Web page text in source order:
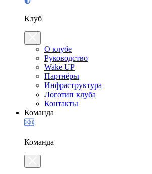
Клуб
О клубе
Руководство
Wake UP
Партнёры
Инфраструктура
Логотип клуба
Контакты
Команда
Команда